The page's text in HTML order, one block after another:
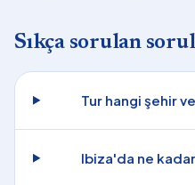
Sıkça sorulan
Tur hangi şehir
Ibiza'da ne